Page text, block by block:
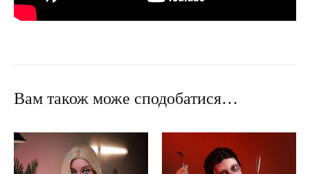
Вам також може сподобатися…